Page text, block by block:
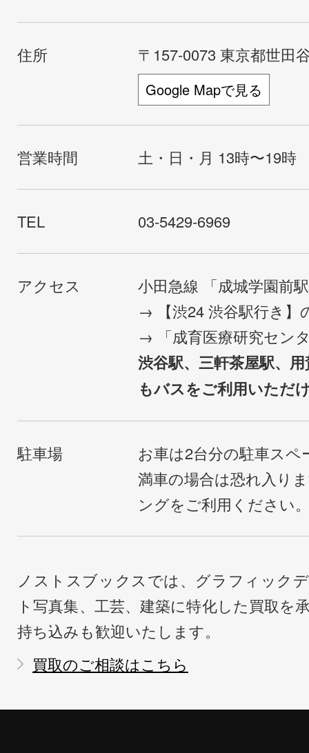
住所 〒157-0073 東京都世田
Google Mapで見る
営業時間 土・日・月 13時〜19時
TEL 03-5429-6969
アクセス
小田急線 「成城学園前
→ 【渋24 渋谷駅行き】
→ 「成育医療研究セン
渋谷駅、三軒茶屋駅、
もバスをご利用いただ
駐車場
お車は2台分の駐車ス
満車の場合は恐れ入り
ングをご利用ください
ノストスブックスでは、グラフィック
ト写真集、工芸、建築に特化した買取を
持ち込みも歓迎いたします。
買取のご相談はこちら